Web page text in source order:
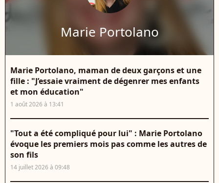
Marie Portolano
Marie Portolano, maman de deux garçons et une
fille : "J’essaie vraiment de dégenrer mes enfants
et mon éducation"
1 août 2026 à 13:41
"Tout a été compliqué pour lui" : Marie Portolano
évoque les premiers mois pas comme les autres de
son fils
14 juillet 2026 à 09:48